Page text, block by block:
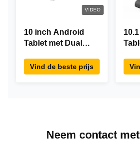
VIDEO
10 inch Android
Tablet met Dual
Desktop POE
Advertising Tablet
Vind de beste prijs
Neem contact